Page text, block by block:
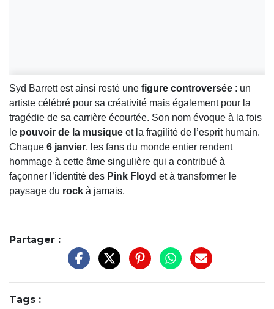
Syd Barrett est ainsi resté une figure controversée : un
artiste célébré pour sa créativité mais également pour la
tragédie de sa carrière écourtée. Son nom évoque à la fois
le pouvoir de la musique et la fragilité de l’esprit humain.
Chaque 6 janvier, les fans du monde entier rendent
hommage à cette âme singulière qui a contribué à
façonner l’identité des Pink Floyd et à transformer le
paysage du rock à jamais.
Partager :
Tags :